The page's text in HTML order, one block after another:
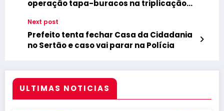
operação tapa-buracos na triplicação
Next post
Prefeito tenta fechar Casa da Cidadania
no Sertão e caso vai parar na Polícia
ULTIMAS NOTICIAS